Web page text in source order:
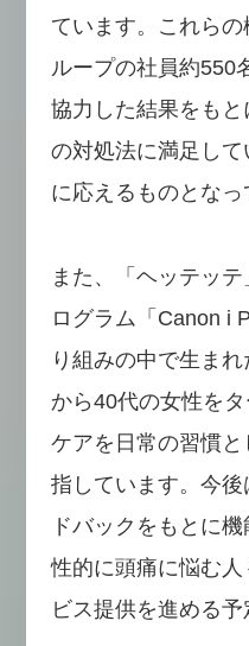
ています。これら
ループの社員約550
協力した結果をも
の対処法に満足し
に応えるものとなっ
また、「ヘッテッ
ログラム「Canon i
り組みの中で生ま
から40代の女性を
ケアを日常の習慣
指しています。今
ドバックをもとに
性的に頭痛に悩む
ビス提供を進める予